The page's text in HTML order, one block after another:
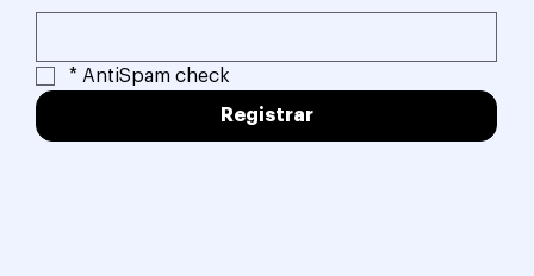
* AntiSpam check
Registrar